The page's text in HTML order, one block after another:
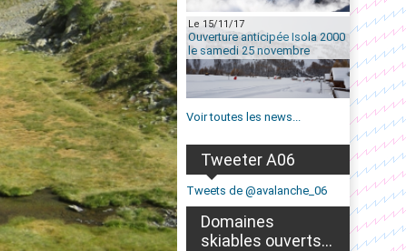
Le 15/11/17
Ouverture anticipée Isola 2000
le samedi 25 novembre
Voir toutes les news...
Tweeter A06
Tweets de @avalanche_06
Domaines
skiables ouverts...